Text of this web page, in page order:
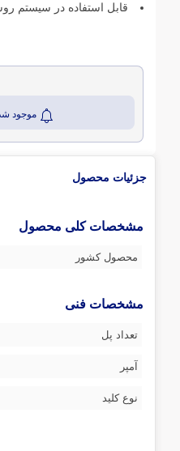
قابل استفاده در سیستم
موجود
جزئیات محصول
مشخصات کلی محصول
محصول کشور
مشخصات فنی
تعداد پل
آمپر
نوع کلید